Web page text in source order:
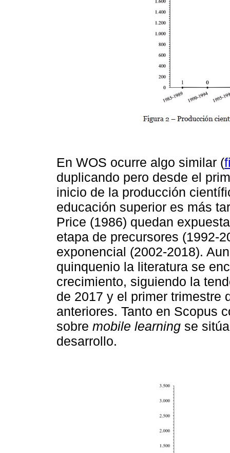
En WOS ocurre algo similar (
duplicando pero desde el
inicio de la producción
educación superior es más
Price (1986) quedan
etapa de precursores (1992-
exponencial (2002-2018).
quinquenio la literatura se
crecimiento, siguiendo la
de 2017 y el primer trimestre
anteriores. Tanto en Scopus
sobre mobile learning se
desarrollo.